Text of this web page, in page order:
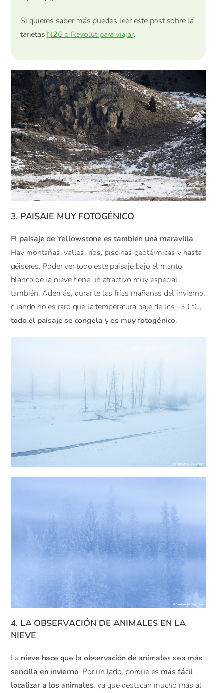
Si quieres saber más puedes leer este post sobre la
tarjetas N26 o Revolut para viajar.
3. PAISAJE MUY FOTOGÉNICO
El paisaje de Yellowstone es también una maravilla.
Hay montañas, valles, ríos, piscinas geotérmicas y hasta
géiseres. Poder ver todo este paisaje bajo el manto
blanco de la nieve tiene un atractivo muy especial
también. Además, durante las frías mañanas del invierno,
cuando no es raro que la temperatura baje de los -30 ºC,
todo el paisaje se congela y es muy fotogénico.
4. LA OBSERVACIÓN DE ANIMALES EN LA
NIEVE
La nieve hace que la observación de animales sea más
sencilla en invierno. Por un lado, porque es más fácil
localizar a los animales, ya que destacan mucho más al